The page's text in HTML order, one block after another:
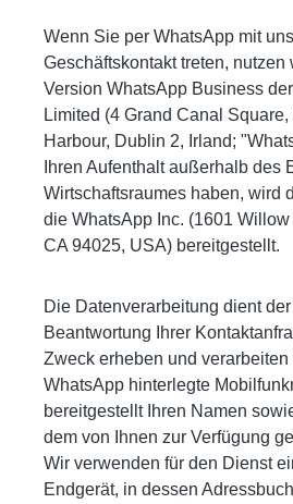
Wenn Sie per WhatsApp mit
Geschäftskontakt treten, nutzen
Version WhatsApp Business
Limited (4 Grand Canal Square,
Harbour, Dublin 2, Irland;
Ihren Aufenthalt außerhalb des
Wirtschaftsraumes haben, wird
die WhatsApp Inc. (1601
CA 94025, USA) bereitgestellt.
Die Datenverarbeitung dient
Beantwortung Ihrer
Zweck erheben und verarbeiten
WhatsApp hinterlegte
bereitgestellt Ihren Namen
dem von Ihnen zur Verfügung
Wir verwenden für den Dienst
Endgerät, in dessen